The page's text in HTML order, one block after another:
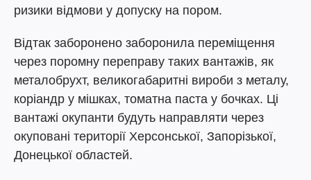
ризики відмови у допуску на пором.
Відтак заборонено заборонила переміщення
через поромну переправу таких вантажів, як
металобрухт, великогабаритні вироби з металу,
коріандр у мішках, томатна паста у бочках. Ці
вантажі окупанти будуть направляти через
окуповані території Херсонської, Запорізької,
Донецької областей.